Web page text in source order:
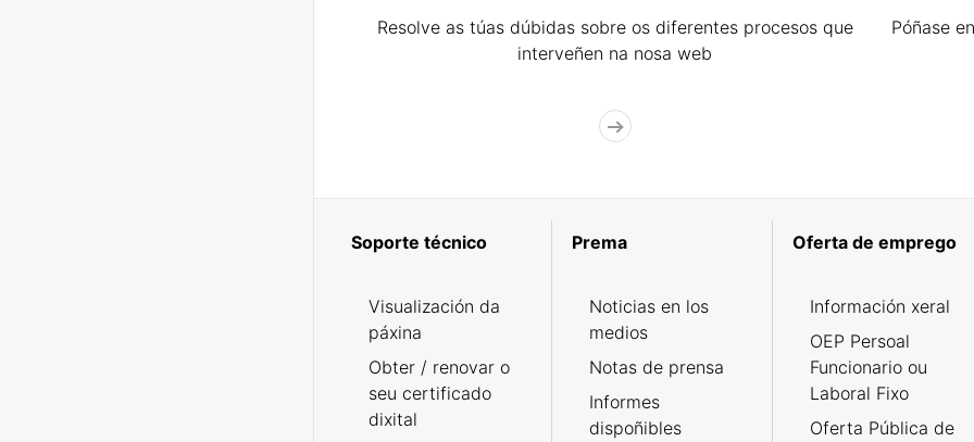
Resolve as túas dúbidas sobre os diferentes procesos que
interveñen na nosa web
Póñase
Soporte técnico
Visualización da
páxina
Obter / renovar o
seu certificado
dixital
Prema
Noticias en los
medios
Notas de prensa
Informes
dispoñibles
Oferta de emprego
Información xeral
OEP Persoal
Funcionario ou
Laboral Fixo
Oferta Pública de